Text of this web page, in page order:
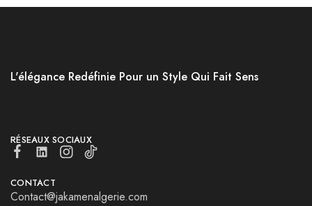
L'élégance Redéfinie Pour un Style Qui Fait Sens
RÉSEAUX SOCIAUX
CONTACT
Contact@jakamenalgerie.com